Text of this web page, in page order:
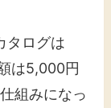
タログは
は5,000円
組みになっ